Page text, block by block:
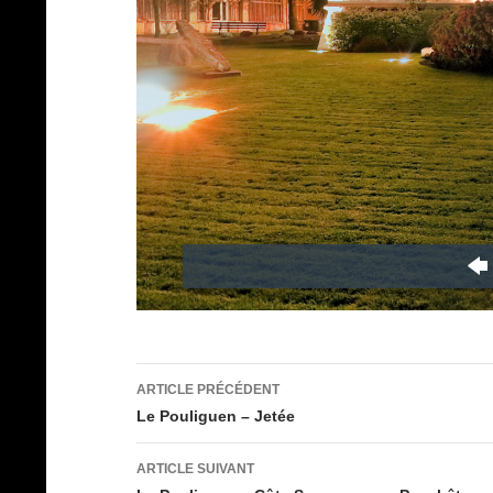
Navigation
des
articles
ARTICLE PRÉCÉDENT
Le Pouliguen – Jetée
ARTICLE SUIVANT